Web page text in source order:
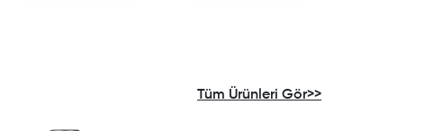
Tüm Ürünleri Gör>>